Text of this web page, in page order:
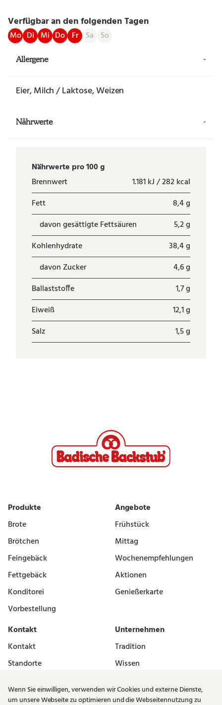
Verfügbar an den folgenden Tagen
Mo Di Mi Do Fr Sa So
Allergene -
Eier, Milch / Laktose, Weizen
Nährwerte -
Nährwerte pro 100 g
Brennwert
1.181 kJ / 282 kcal
Fett
8,4 g
davon gesättigte Fettsäuren
5,2 g
Kohlenhydrate
38,4 g
davon Zucker
4,6 g
Ballaststoffe
1,7 g
Eiweiß
12,1 g
Salz
1,5 g
Produkte
Brote
Brötchen
Feingebäck
Fettgebäck
Konditorei
Vorbestellung
Angebote
Frühstück
Mittag
Wochenempfehlungen
Aktionen
Genießerkarte
Kontakt
Kontakt
Standorte
Newsletter
Unternehmen
Tradition
Wissen
Wenn Sie einwilligen, verwenden wir Cookies und externe Dienste,
um unsere Webseite zu optimieren und die Webseitennutzung zu